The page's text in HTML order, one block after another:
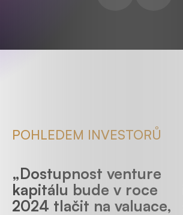
POHLEDEM INVESTORŮ
„Dostupnost venture
kapitálu bude v roce
2024 tlačit na valuace,